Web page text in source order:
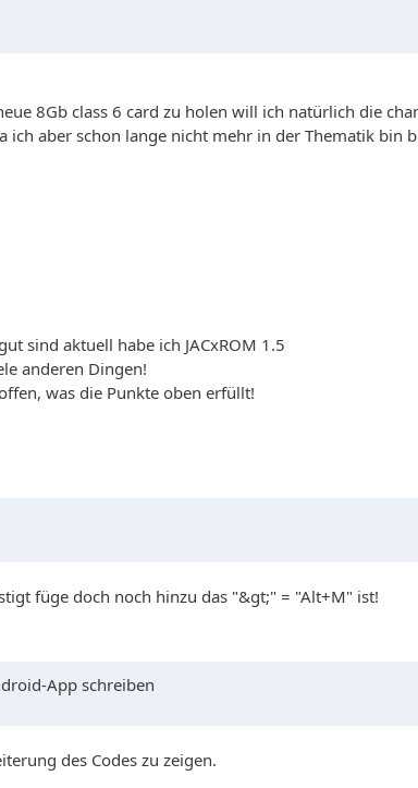
8Gb class 6 card zu holen will ich natürlich die
aber schon lange nicht mehr in der Thematik bin
sind aktuell habe ich JACxROM 1.5
anderen Dingen!
was die Punkte oben erfüllt!
füge doch noch hinzu das "&gt;" = "Alt+M" ist!
App schreiben
des Codes zu zeigen.